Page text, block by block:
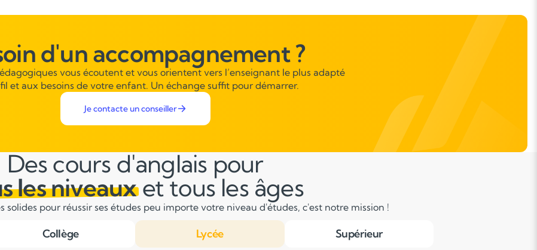
d'un accompagnement ?
vous écoutent et vous orientent vers l’enseignant le plus adapté
et aux besoins de votre enfant. Un échange suffit pour démarrer.
Je contacte un conseiller
Des cours d'anglais pour
les niveauxet tous les âges
solides pour réussir ses études peu importe votre niveau d'études, c'est notre mission !
Collège Lycée Supérieur